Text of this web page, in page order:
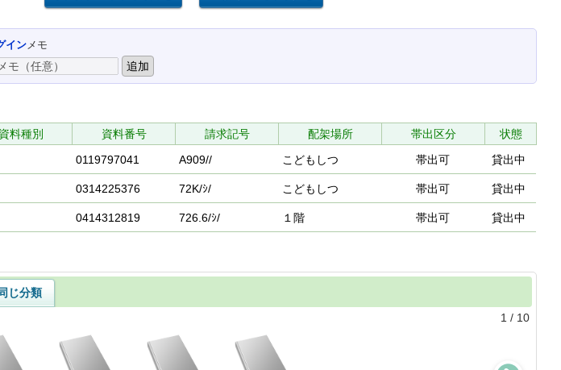
インメモ
資料種別 資料番号 請求記号 配架場所 帯出区分
状態
0119797041 A909// こどもしつ 帯出可 貸出中
0314225376 72K/ｼ/ こどもしつ 帯出可 貸出中
0414312819 726.6/ｼ/ １階 帯出可 貸出中
じ分類
1 / 10